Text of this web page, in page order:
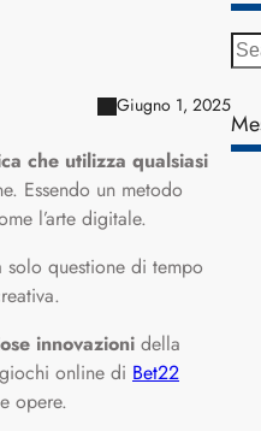
Giugno 1, 2025
che utilizza qualsiasi
Essendo un metodo
l’arte digitale.
solo questione di tempo
innovazioni della
online di Bet22
opere.
S
e
a
r
c